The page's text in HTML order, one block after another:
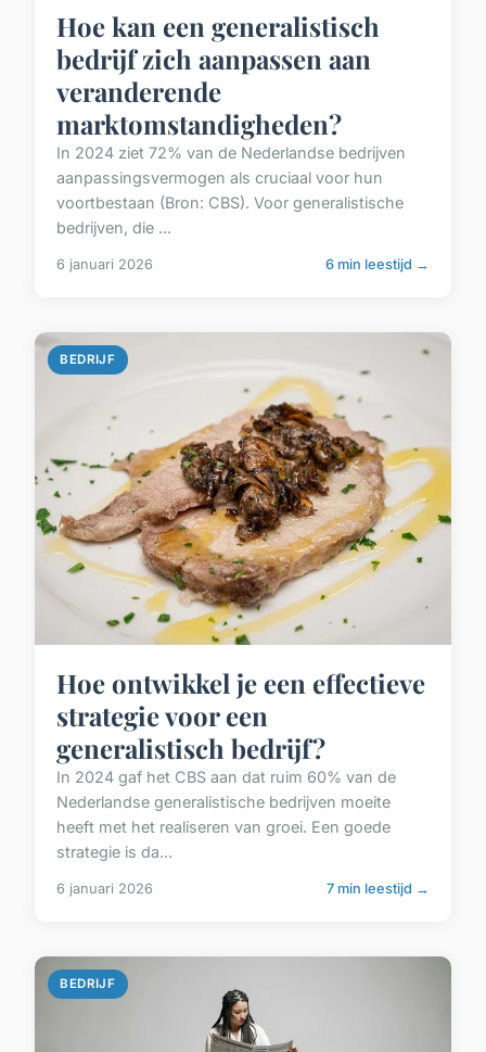
Hoe kan een generalistisch
bedrijf zich aanpassen aan
veranderende
marktomstandigheden?
In 2024 ziet 72% van de Nederlandse bedrijven
aanpassingsvermogen als cruciaal voor hun
voortbestaan (Bron: CBS). Voor generalistische
bedrijven, die ...
6 januari 2026 6 min leestijd →
BEDRIJF
Hoe ontwikkel je een effectieve
strategie voor een
generalistisch bedrijf?
In 2024 gaf het CBS aan dat ruim 60% van de
Nederlandse generalistische bedrijven moeite
heeft met het realiseren van groei. Een goede
strategie is da...
6 januari 2026 7 min leestijd →
BEDRIJF